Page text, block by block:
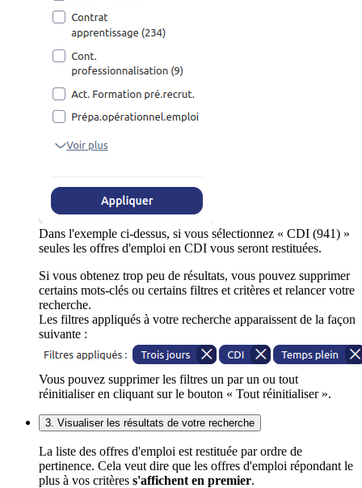
Dans l'exemple ci-dessus, si vous sélectionnez « CDI (941) »
seules les offres d'emploi en CDI vous seront restituées.
Si vous obtenez trop peu de résultats, vous pouvez supprimer
certains mots-clés ou certains filtres et critères et relancer votre
recherche.
Les filtres appliqués à votre recherche apparaissent de la façon
suivante :
Vous pouvez supprimer les filtres un par un ou tout
réinitialiser en cliquant sur le bouton « Tout réinitialiser ».
3. Visualiser les résultats de votre recherche
La liste des offres d'emploi est restituée par ordre de
pertinence. Cela veut dire que les offres d'emploi répondant le
plus à vos critères s'affichent en premier.